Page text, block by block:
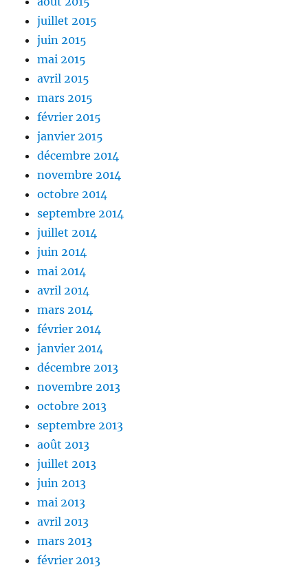
juillet 2015
juin 2015
mai 2015
avril 2015
mars 2015
février 2015
janvier 2015
décembre 2014
novembre 2014
octobre 2014
septembre 2014
juillet 2014
juin 2014
mai 2014
avril 2014
mars 2014
février 2014
janvier 2014
décembre 2013
novembre 2013
octobre 2013
septembre 2013
août 2013
juillet 2013
juin 2013
mai 2013
avril 2013
mars 2013
février 2013